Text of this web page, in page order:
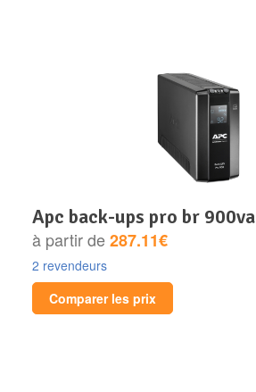
apc back-ups pro br 900va
à partir de287.11€
2 revendeurs
Comparer les prix